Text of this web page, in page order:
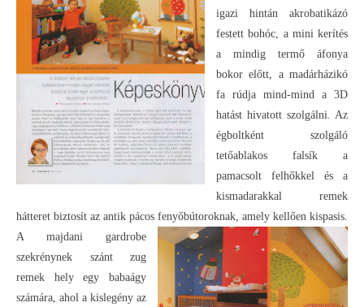
igazi hintán akrobatikázó
festett bohóc, a mini kerítés
a mindig termő áfonya
bokor előtt, a madárházikó
fa rúdja mind-mind a 3D
hatást hivatott szolgálni. Az
égboltként szolgáló
tetőablakos falsík a
pamacsolt felhőkkel és a
kismadarakkal remek
hátteret biztosít az antik pácos fenyőbútoroknak, amely kellően kispasis.
A majdani gardrobe
szekrénynek szánt zug
remek hely egy babaágy
számára, ahol a kislegény az